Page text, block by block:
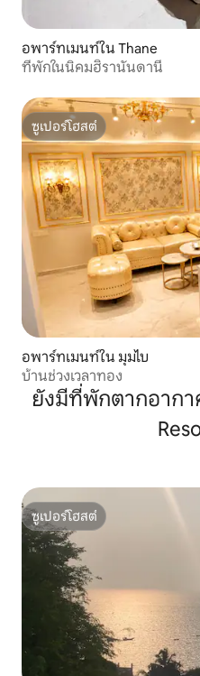
อพาร์ทเมนท์ใน Thane
ที่พักในนิคมฮิรานันดานี
ซูเปอร์โฮสต์
ซูเปอร์โฮสต์
อพาร์ทเมนท์ใน มุมไบ
บ้านช่วงเวลาทอง
ยังมีที่พักตากอากา
ซูเปอร์โฮสต์
ซูเปอร์โฮสต์